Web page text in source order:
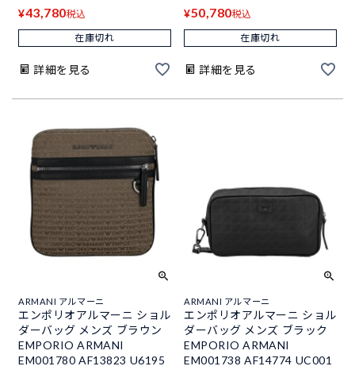
¥43,780税込
在庫切れ
詳細を見る
¥50,780税込
在庫切れ
詳細を見る
ARMANI アルマーニ
エンポリオアルマーニ ショル
ダーバッグ メンズ ブラウン
EMPORIO ARMANI
EM001780 AF13823 U6195
ARMANI アルマーニ
エンポリオアルマーニ ショル
ダーバッグ メンズ ブラック
EMPORIO ARMANI
EM001738 AF14774 UC001